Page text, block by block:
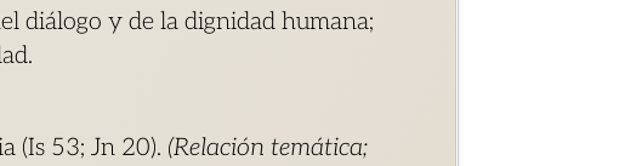
diálogo y de la dignidad humana;
(Is 53; Jn 20). (Relación temática;